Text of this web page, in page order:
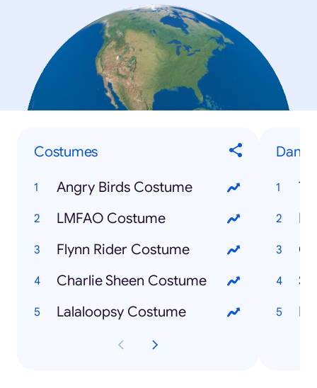
Costumes
Angry Birds Costume
LMFAO Costume
Flynn Rider Costume
Charlie Sheen Costume
Lalaloopsy Costume